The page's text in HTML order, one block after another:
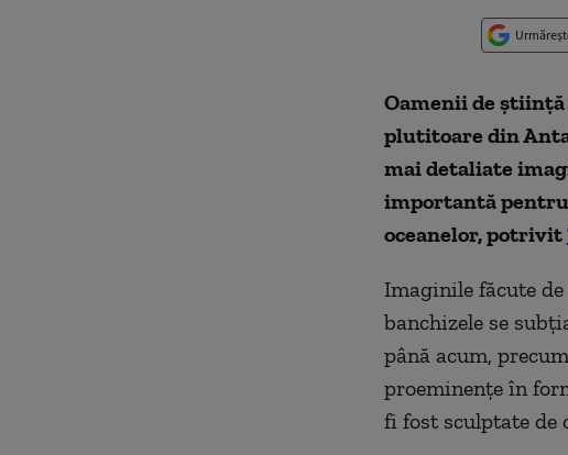
Oamenii de
plutitoare din
mai detaliate
importantă
oceanelor, potrivit
Imaginile făcute
banchizele se
până acum,
proeminențe în
fi fost sculptate